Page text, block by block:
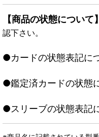
【商品の状態について】
認下さい。
●カードの状態表記に
●鑑定済カードの状態
●スリーブの状態表記